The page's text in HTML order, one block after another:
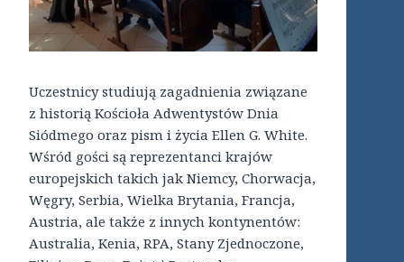
Uczestnicy studiują zagadnienia związane
z historią Kościoła Adwentystów Dnia
Siódmego oraz pism i życia Ellen G. White.
Wśród gości są reprezentanci krajów
europejskich takich jak Niemcy, Chorwacja,
Węgry, Serbia, Wielka Brytania, Francja,
Austria, ale także z innych kontynentów:
Australia, Kenia, RPA, Stany Zjednoczone,